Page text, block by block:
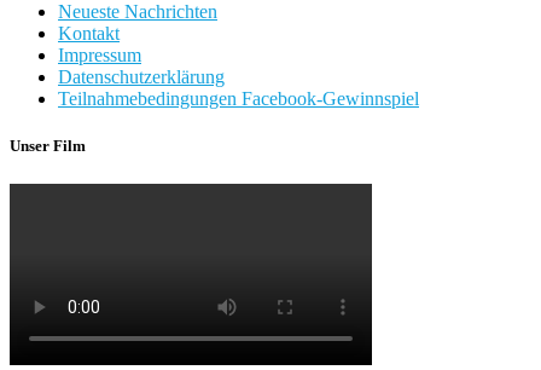
Neueste Nachrichten
Kontakt
Impressum
Datenschutzerklärung
Teilnahmebedingungen Facebook-Gewinnspiel
Unser Film